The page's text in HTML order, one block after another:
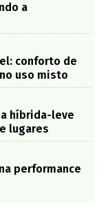
a
conforto de
uso misto
híbrida-leve
lugares
performance